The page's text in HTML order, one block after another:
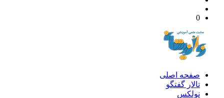
صفحه اصلی
تالار گفتگو
نولکس